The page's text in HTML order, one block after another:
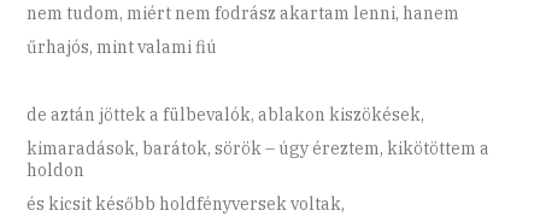
nem tudom, miért nem fodrász akartam lenni, hanem
űrhajós, mint valami fiú
de aztán jöttek a fülbevalók, ablakon kiszökések,
kimaradások, barátok, sörök – úgy éreztem, kikötöttem a
holdon
és kicsit később holdfényversek voltak,